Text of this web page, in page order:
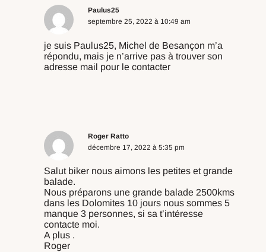
Paulus25
septembre 25, 2022 à 10:49 am
je suis Paulus25, Michel de Besançon m’a
répondu, mais je n’arrive pas à trouver son
adresse mail pour le contacter
Roger Ratto
décembre 17, 2022 à 5:35 pm
Salut biker nous aimons les petites et grande
balade.
Nous préparons une grande balade 2500kms
dans les Dolomites 10 jours nous sommes 5
manque 3 personnes, si sa t’intéresse
contacte moi.
A plus .
Roger